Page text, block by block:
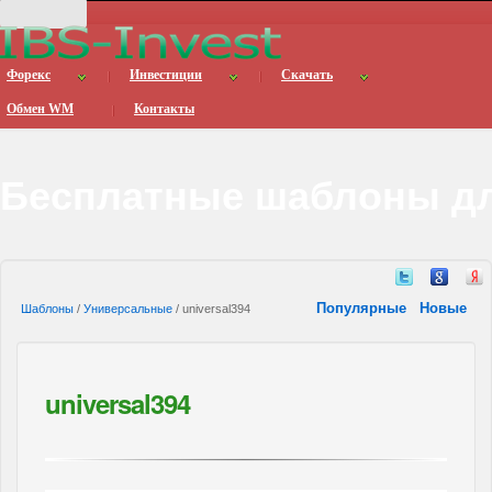
Форекс Инвестиции Скачать
Обмен WM Контакты
Шаблоны / Универсальные / universal394 Популярные Новые
universal394